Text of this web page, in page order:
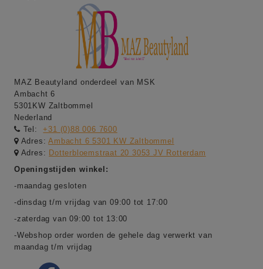
MAZ Beautyland onderdeel van MSK
Ambacht 6
5301KW Zaltbommel
Nederland
Tel:
+31 (0)88 006 7600
Adres:Ambacht 6 5301 KW Zaltbommel
Adres: Dotterbloemstraat 20 3053 JV Rotterdam
Openingstijden winkel:
-maandag gesloten
-dinsdag t/m vrijdag van 09:00 tot 17:00
-zaterdag van 09:00 tot 13:00
-Webshop order worden de gehele dag verwerkt van
maandag t/m vrijdag